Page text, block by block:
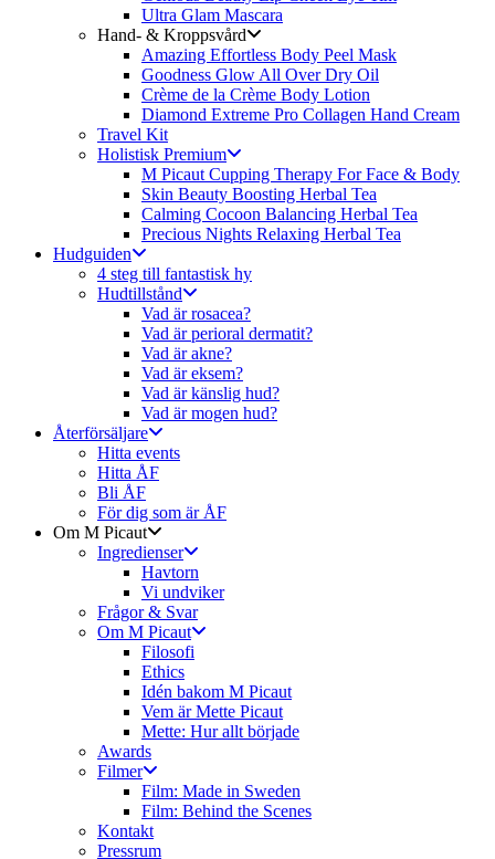
Ultra Glam Mascara
Hand- & Kroppsvård
Amazing Effortless Body Peel Mask
Goodness Glow All Over Dry Oil
Crème de la Crème Body Lotion
Diamond Extreme Pro Collagen Hand Cream
Travel Kit
Holistisk Premium
M Picaut Cupping Therapy For Face & Body
Skin Beauty Boosting Herbal Tea
Calming Cocoon Balancing Herbal Tea
Precious Nights Relaxing Herbal Tea
Hudguiden
4 steg till fantastisk hy
Hudtillstånd
Vad är rosacea?
Vad är perioral dermatit?
Vad är akne?
Vad är eksem?
Vad är känslig hud?
Vad är mogen hud?
Återförsäljare
Hitta events
Hitta ÅF
Bli ÅF
För dig som är ÅF
Om M Picaut
Ingredienser
Havtorn
Vi undviker
Frågor & Svar
Om M Picaut
Filosofi
Ethics
Idén bakom M Picaut
Vem är Mette Picaut
Mette: Hur allt började
Awards
Filmer
Film: Made in Sweden
Film: Behind the Scenes
Kontakt
Pressrum